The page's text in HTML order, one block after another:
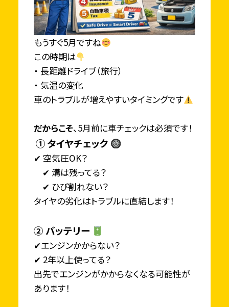
もうすぐ5月ですね
この時期は
・ 長距離ドライブ（旅行）
・ 気温の変化
車のトラブルが増えやすいタイミングです
だからこそ、5月前に車チェックは必須です！
① タイヤチェック
✔ 空気圧OK？
✔ 溝は残ってる？
✔ ひび割れない？
タイヤの劣化はトラブルに直結します！
② バッテリー
✔エンジンかからない？
✔ 2年以上使ってる？
出先でエンジンがかからなくなる可能性が
あります！